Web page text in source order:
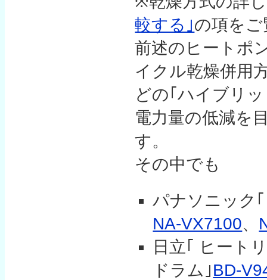
較する｣の項を
前述のヒートポ
イクル乾燥併用
どの｢ハイブリ
電力量の低減を
す。
その中でも
パナソニック
NA-VX7100、
日立｢ ヒート
ドラム｣BD-